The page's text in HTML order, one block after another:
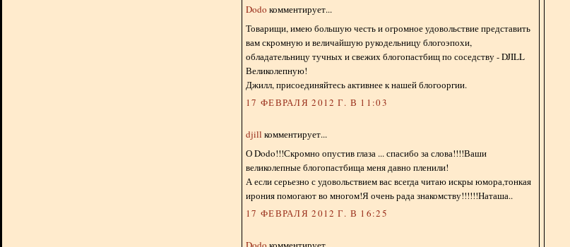
Dodo комментирует...
Товарищи, имею большую честь и огромное удовольствие представить
вам скромную и величайшую рукодельницу блогоэпохи,
обладательницу тучных и свежих блогопастбищ по соседству - DJILL
Великолепную!
Джилл, присоединяйтесь активнее к нашей блогооргии.
17 ФЕВРАЛЯ 2012 Г. В 11:03
djill комментирует...
О Dodo!!!Скромно опустив глаза ... спасибо за слова!!!!Ваши
великолепные блогопастбища меня давно пленили!
А если серьезно с удовольствием вас всегда читаю искры юмора,тонкая
ирония помогают во многом!Я очень рада знакомству!!!!!!Наташа..
17 ФЕВРАЛЯ 2012 Г. В 16:25